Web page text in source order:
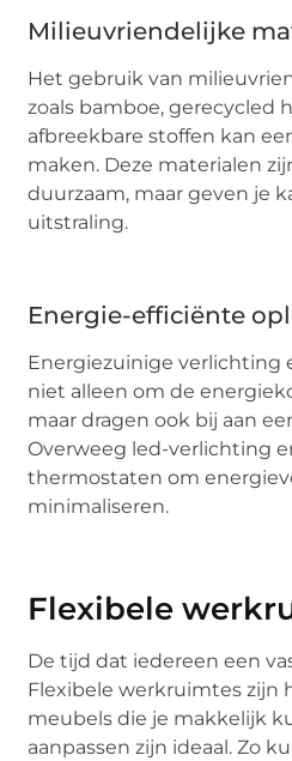
Milieuvriendelijke
Het gebruik van
zoals bamboe, gerecycled
afbreekbare stoffen kan
maken. Deze materialen
duurzaam, maar geven je
uitstraling.
Energie-efficiënte
Energiezuinige verlichting
niet alleen om de
maar dragen ook bij aan
Overweeg led-verlichting
thermostaten om
minimaliseren.
Flexibele
De tijd dat iedereen een
Flexibele werkruimtes zijn
meubels die je makkelijk
aanpassen zijn ideaal. Zo